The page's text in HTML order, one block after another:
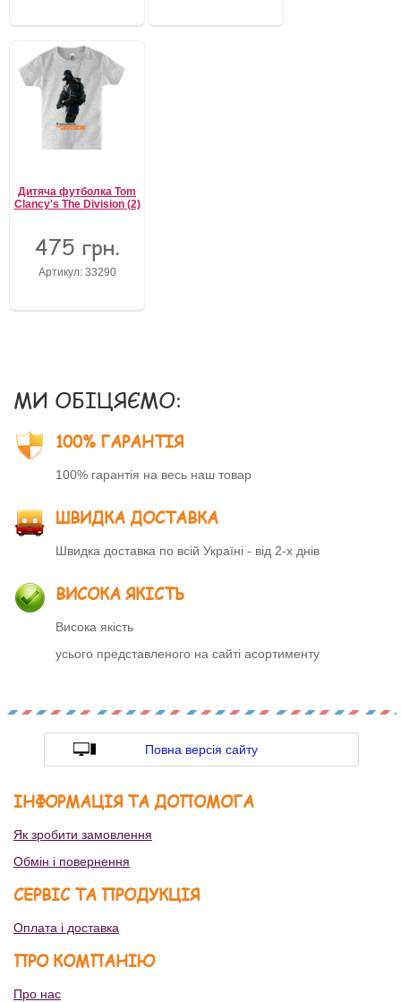
Дитяча футболка Tom
Clancy's The Division (2)
475 грн.
Артикул: 33290
МИ ОБІЦЯЄМО:
100% ГАРАНТІЯ
100% гарантія на весь наш товар
ШВИДКА ДОСТАВКА
Швидка доставка по всій Україні - від 2-х днів
ВИСОКА ЯКІСТЬ
Висока якість
усього представленого на сайті асортименту
Повна версія сайту
ІНФОРМАЦІЯ ТА ДОПОМОГА
Як зробити замовлення
Обмін і повернення
СЕРВІС ТА ПРОДУКЦІЯ
Оплата і доставка
ПРО КОМПАНІЮ
Про нас